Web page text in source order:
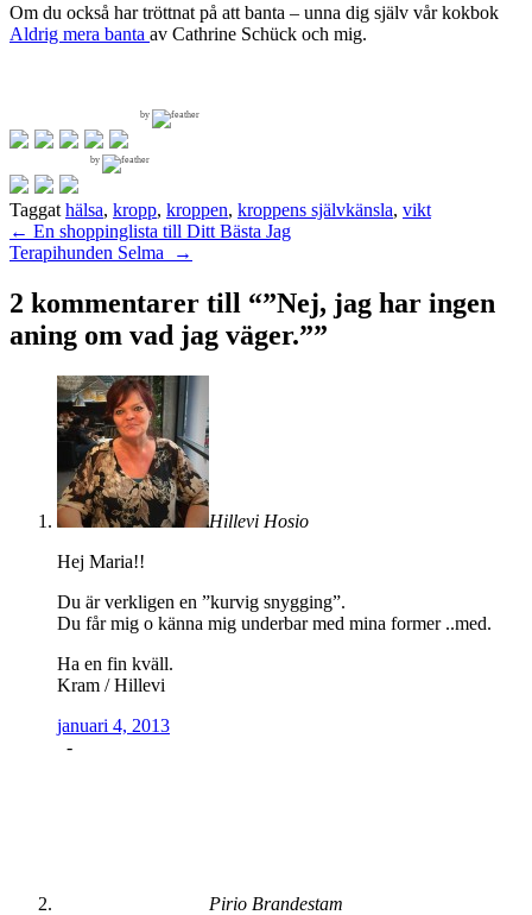
Om du också har tröttnat på att banta – unna dig själv vår kokbok
Aldrig mera banta av Cathrine Schück och mig.
by
by
Taggat hälsa, kropp, kroppen, kroppens självkänsla, vikt
Inläggsnavigering
← En shoppinglista till Ditt Bästa Jag
Terapihunden Selma
→
2 kommentarer till “”Nej, jag har ingen
aning om vad jag väger.””
Hillevi Hosio
Hej Maria!!
Du är verkligen en ”kurvig snygging”.
Du får mig o känna mig underbar med mina former ..med.
Ha en fin kväll.
Kram / Hillevi
januari 4, 2013
-
Pirio Brandestam